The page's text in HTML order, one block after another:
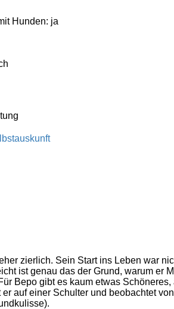
Hunden: ja
zierlich. Sein Start ins Leben war
ist genau das der Grund, warum er
Bepo gibt es kaum etwas
auf einer Schulter und beobachtet